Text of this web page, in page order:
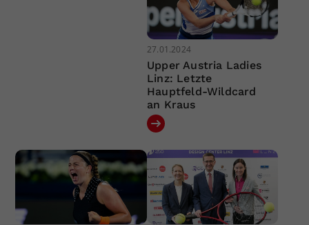
27.01.2024
Upper Austria Ladies
Linz: Letzte
Hauptfeld-Wildcard
an Kraus